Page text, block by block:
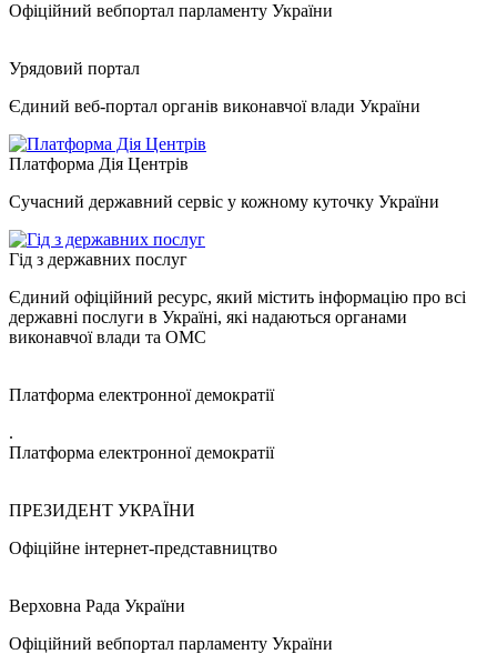
Офіційний вебпортал парламенту України
Урядовий портал
Єдиний веб-портал органів виконавчої влади України
Платформа Дія Центрів
Сучасний державний сервіс у кожному куточку України
Гід з державних послуг
Єдиний офіційний ресурс, який містить інформацію про всі
державні послуги в Україні, які надаються органами
виконавчої влади та ОМС
Платформа електронної демократії
.
Платформа електронної демократії
ПРЕЗИДЕНТ УКРАЇНИ
Офіційне інтернет-представництво
Верховна Рада України
Офіційний вебпортал парламенту України